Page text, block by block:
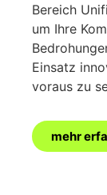
Bereich
um Ihre
Einsatz
voraus zu
mehr